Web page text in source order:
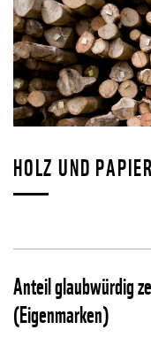
HOLZ UND PAPIER
Anteil glaubwürdig
(Eigenmarken)